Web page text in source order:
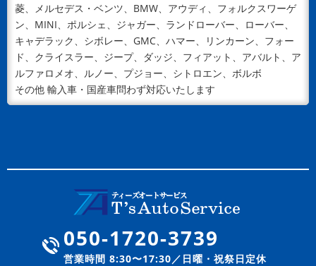
菱、メルセデス・ベンツ、BMW、アウディ、フォルクスワーゲ
ン、MINI、ポルシェ、ジャガー、ランドローバー、ローバー、
キャデラック、シボレー、GMC、ハマー、リンカーン、フォー
ド、クライスラー、ジープ、ダッジ、フィアット、アバルト、ア
ルファロメオ、ルノー、プジョー、シトロエン、ボルボ
その他 輸入車・国産車問わず対応いたします
050-1720-3739
営業時間 8:30〜17:30／日曜・祝祭日定休